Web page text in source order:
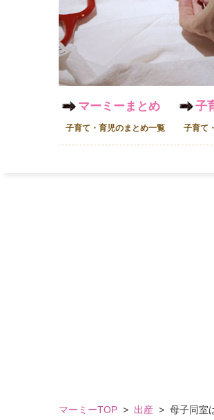
マーミーまとめ
子育て・育児のまとめ一覧
子
子育て
マーミーTOP > 出産 > 母子同室